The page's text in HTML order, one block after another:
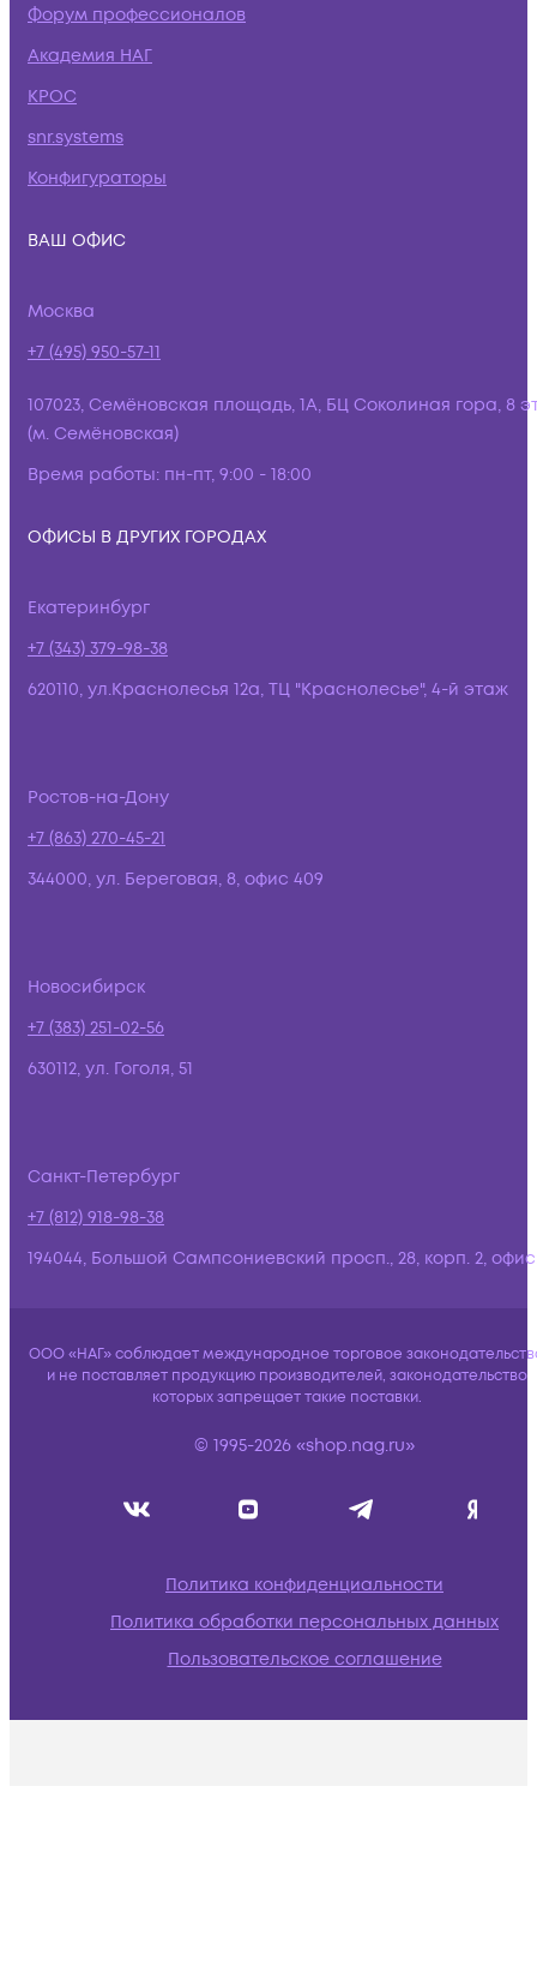
Форум профессионалов
Академия НАГ
КРОС
snr.systems
Конфигураторы
ВАШ ОФИС
Москва
+7 (495) 950-57-11
107023, Семёновская площадь, 1А, БЦ Соколиная гора, 8
(м. Семёновская)
Время работы: пн-пт, 9:00 - 18:00
ОФИСЫ В ДРУГИХ ГОРОДАХ
Екатеринбург
+7 (343) 379-98-38
620110, ул.Краснолесья 12а, ТЦ "Краснолесье", 4-й этаж
Ростов-на-Дону
+7 (863) 270-45-21
344000, ул. Береговая, 8, офис 409
Новосибирск
+7 (383) 251-02-56
630112, ул. Гоголя, 51
Санкт-Петербург
+7 (812) 918-98-38
194044, Большой Сампсониевский просп., 28, корп. 2,
ООО «НАГ» соблюдает международное торговое
и не поставляет продукцию производителей, законодательство
которых запрещает такие поставки.
© 1995-2026 «shop.nag.ru»
Политика конфиденциальности
Политика обработки персональных данных
Пользовательское соглашение